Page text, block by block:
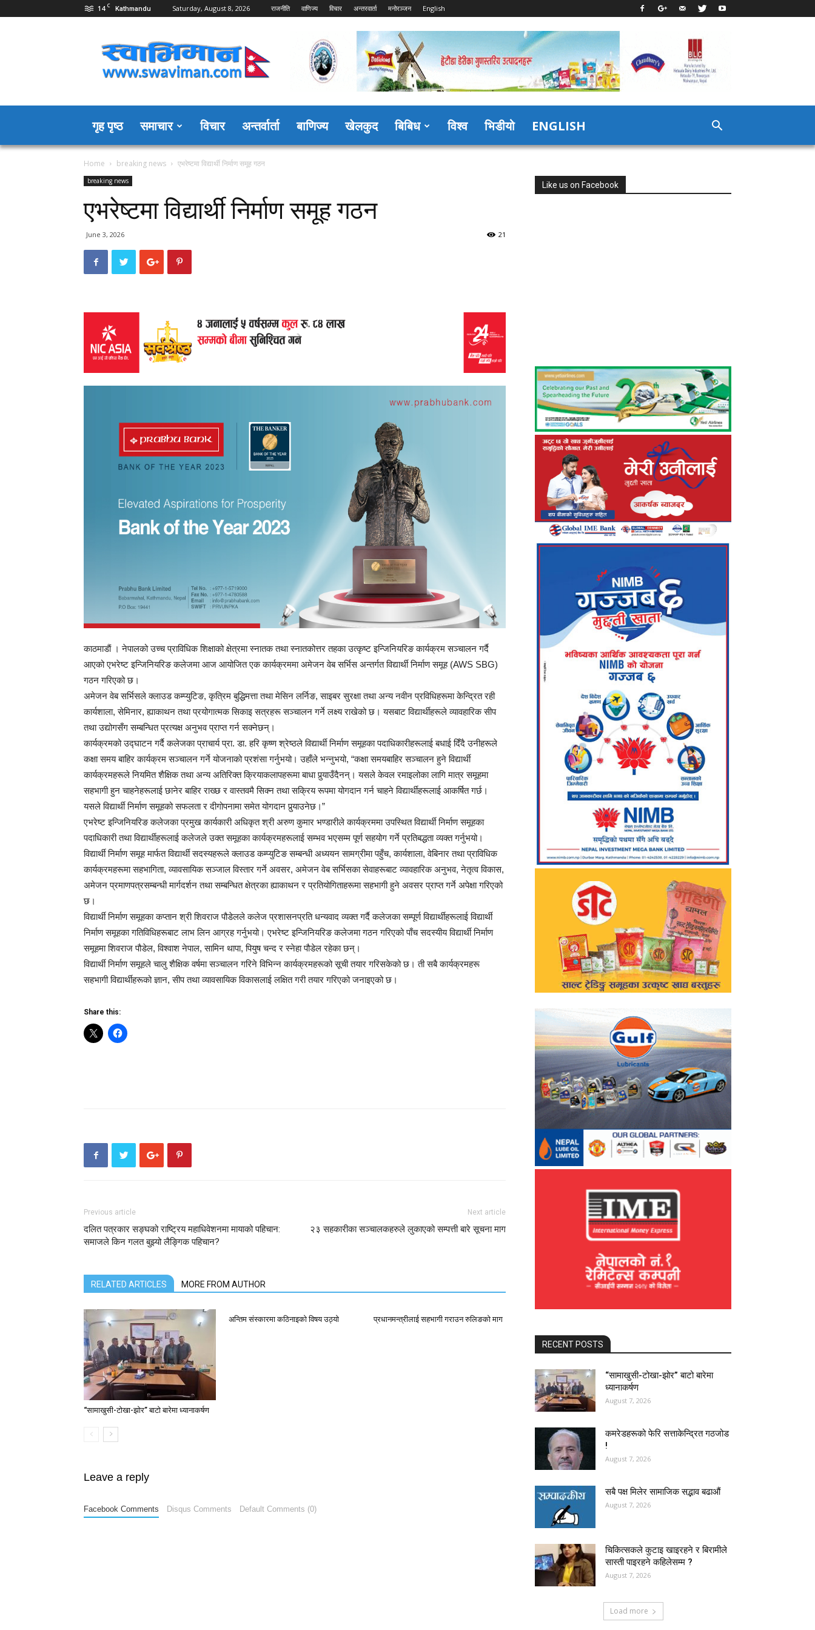
14 C Kathmandu Saturday, August 8, 2026 राजनीति वाणिज्य विचार अन्तरवार्ता मनोरञ्जन English
Swaviman
Nepal
गृह पृष्ठ समाचार विचार अन्तर्वार्ता बाणिज्य खेलकुद बिबिध विश्व भिडीयो ENGLISH
Home breaking news एभरेष्टमा विद्यार्थी निर्माण समूह गठन
breaking news
एभरेष्टमा विद्यार्थी निर्माण समूह गठन
June 3, 2026 21
काठमाडाैं । नेपालको उच्च प्राविधिक शिक्षाको क्षेत्रमा स्नातक तथा स्नातकोत्तर तहका उत्कृष्ट इन्जिनियरिङ कार्यक्रम सञ्चालन गर्दै
आएको एभरेष्ट इन्जिनियरिङ कलेजमा आज आयोजित एक कार्यक्रममा अमेजन वेब सर्भिस अन्तर्गत विद्यार्थी निर्माण समूह (AWS SBG)
गठन गरिएको छ।
अमेजन वेब सर्भिसले क्लाउड कम्प्युटिङ, कृत्रिम बुद्धिमत्ता तथा मेसिन लर्निङ, साइबर सुरक्षा तथा अन्य नवीन प्रविधिहरूमा केन्द्रित रही
कार्यशाला, सेमिनार, ह्याकाथन तथा प्रयोगात्मक सिकाइ सत्रहरू सञ्चालन गर्ने लक्ष्य राखेको छ। यसबाट विद्यार्थीहरूले व्यावहारिक सीप
तथा उद्योगसँग सम्बन्धित प्रत्यक्ष अनुभव प्राप्त गर्न सक्नेछन्।
कार्यक्रमको उद्घाटन गर्दै कलेजका प्राचार्य प्रा. डा. हरि कृष्ण श्रेष्ठले विद्यार्थी निर्माण समूहका पदाधिकारीहरूलाई बधाई दिँदै उनीहरूले
कक्षा समय बाहिर कार्यक्रम सञ्चालन गर्ने योजनाको प्रशंसा गर्नुभयो। उहाँले भन्नुभयो, “कक्षा समयबाहिर सञ्चालन हुने विद्यार्थी
कार्यक्रमहरूले नियमित शैक्षिक तथा अन्य अतिरिक्त क्रियाकलापहरूमा बाधा पुर्‍याउँदैनन्। यसले केवल रमाइलोका लागि मात्र समूहमा
सहभागी हुन चाहनेहरूलाई छानेर बाहिर राख्छ र वास्तवमै सिक्न तथा सक्रिय रूपमा योगदान गर्न चाहने विद्यार्थीहरूलाई आकर्षित गर्छ।
यसले विद्यार्थी निर्माण समूहको सफलता र दीगोपनामा समेत योगदान पुर्‍याउनेछ।”
एभरेष्ट इन्जिनियरिङ कलेजका प्रमुख कार्यकारी अधिकृत श्री अरुण कुमार भण्डारीले कार्यक्रममा उपस्थित विद्यार्थी निर्माण समूहका
पदाधिकारी तथा विद्यार्थीहरूलाई कलेजले उक्त समूहका कार्यक्रमहरूलाई सम्भव भएसम्म पूर्ण सहयोग गर्ने प्रतिबद्धता व्यक्त गर्नुभयो।
विद्यार्थी निर्माण समूह मार्फत विद्यार्थी सदस्यहरूले क्लाउड कम्प्युटिङ सम्बन्धी अध्ययन सामग्रीमा पहुँच, कार्यशाला, वेबिनार तथा प्राविधिक
कार्यक्रमहरूमा सहभागिता, व्यावसायिक सञ्जाल विस्तार गर्ने अवसर, अमेजन वेब सर्भिसका सेवाहरूबाट व्यावहारिक अनुभव, नेतृत्व विकास,
अमेजन प्रमाणपत्रसम्बन्धी मार्गदर्शन तथा सम्बन्धित क्षेत्रका ह्याकाथन र प्रतियोगिताहरूमा सहभागी हुने अवसर प्राप्त गर्ने अपेक्षा गरिएको
छ।
विद्यार्थी निर्माण समूहका कप्तान श्री शिवराज पौडेलले कलेज प्रशासनप्रति धन्यवाद व्यक्त गर्दै कलेजका सम्पूर्ण विद्यार्थीहरूलाई विद्यार्थी
निर्माण समूहका गतिविधिहरूबाट लाभ लिन आग्रह गर्नुभयो। एभरेष्ट इन्जिनियरिङ कलेजमा गठन गरिएको पाँच सदस्यीय विद्यार्थी निर्माण
समूहमा शिवराज पौडेल, विश्वाश नेपाल, सामिन थापा, पियुष चन्द र स्नेहा पौडेल रहेका छन्।
विद्यार्थी निर्माण समूहले चालु शैक्षिक वर्षमा सञ्चालन गरिने विभिन्न कार्यक्रमहरूको सूची तयार गरिसकेको छ। ती सबै कार्यक्रमहरू
सहभागी विद्यार्थीहरूको ज्ञान, सीप तथा व्यावसायिक विकासलाई लक्षित गरी तयार गरिएको जनाइएको छ।
Share this:
Previous article
दलित पत्रकार सङ्घको राष्ट्रिय महाधिवेशनमा मायाको पहिचान:
समाजले किन गलत बुझ्यो लैङ्गिक पहिचान?
Next article
२३ सहकारीका सञ्चालकहरुले लुकाएको सम्पत्ती बारे सूचना माग
RELATED ARTICLES MORE FROM AUTHOR
“सामाखुसी-टोखा-झोर” बाटो बारेमा ध्यानाकर्षण
अन्तिम संस्कारमा कठिनाइको विषय उठ्याे प्रधानमन्त्रीलाई सहभागी गराउन रुलिङको माग
Leave a reply
Facebook Comments Disqus Comments Default Comments (0)
Like us on Facebook
RECENT POSTS
“सामाखुसी-टोखा-झोर” बाटो बारेमा
ध्यानाकर्षण
August 7, 2026
कमरेडहरूको फेरि सत्ताकेन्द्रित गठजोड
!
August 7, 2026
सबै पक्ष मिलेर सामाजिक सद्भाव बढाऔं
August 7, 2026
चिकित्सकले कुटाइ खाइरहने र बिरामीले
सास्ती पाइरहने कहिलेसम्म ?
August 7, 2026
Load more